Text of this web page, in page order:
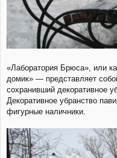
«Лаборатория Брюса», или
домик» — представляет
сохранивший декоративное
Декоративное убранство
фигурные наличники.